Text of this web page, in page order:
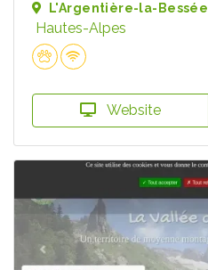
L'Argentière-la-Bessée
Hautes-Alpes
Website